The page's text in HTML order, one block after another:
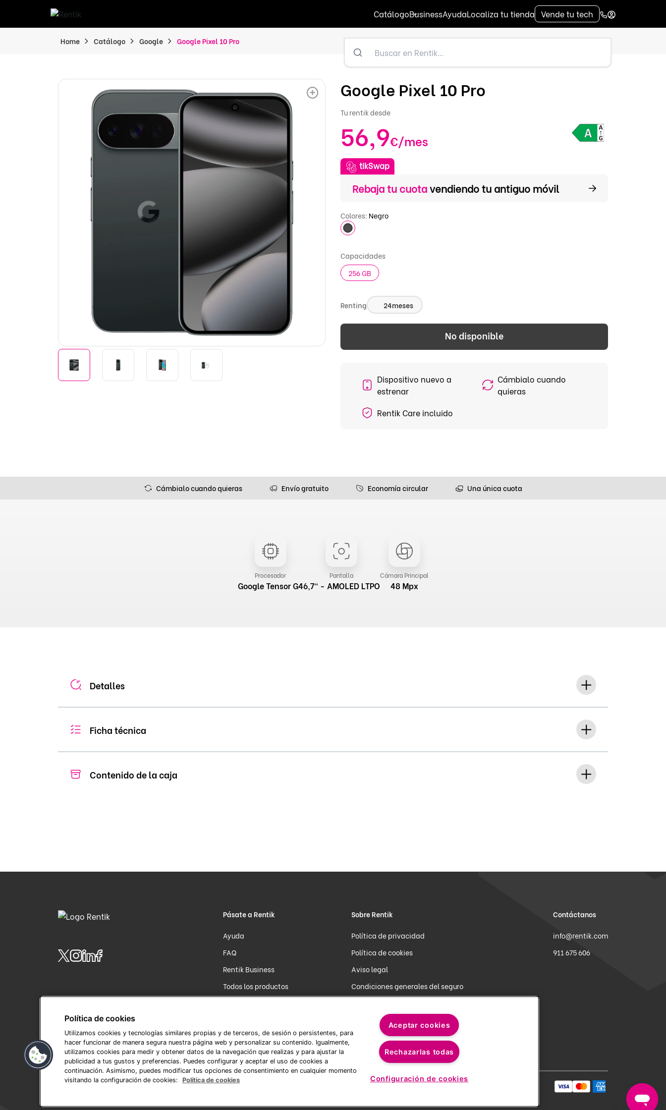
CatálogoBusinessAyudaLocaliza tu tienda Vende tu tech
Home Catálogo Google Google Pixel 10 Pro
Google Pixel 10 Pro
Tu rentik desde
56,9€/mes
tikSwap
Rebaja tu cuotavendiendo tu antiguo móvil
Colores: Negro
Capacidades
256 GB
Renting 24meses
No disponible
Dispositivo nuevo a
estrenar
Cámbialo cuando
quieras
Rentik Care incluido
Cámbialo cuando quieras Envío gratuito Economía circular Una única cuota
Procesador
Google Tensor G4
Pantalla
6,7" - AMOLED LTPO
Cámara Principal
48 Mpx
Detalles
Ficha técnica
Contenido de la caja
Pásate a Rentik
Ayuda
FAQ
Rentik Business
Todos los productos
Sobre Rentik
Política de privacidad
Política de cookies
Aviso legal
Condiciones generales del seguro
Condiciones generales recompra TikSwap
Canal ético
Contáctanos
info@rentik.com
911 675 606
(C) RENTIK 2026
Política de cookies
Utilizamos cookies y tecnologías similares propias y de terceros, de sesión o persistentes, para
hacer funcionar de manera segura nuestra página web y personalizar su contenido. Igualmente,
utilizamos cookies para medir y obtener datos de la navegación que realizas y para ajustar la
publicidad a tus gustos y preferencias. Puedes configurar y aceptar el uso de cookies a
continuación. Asimismo, puedes modificar tus opciones de consentimiento en cualquier momento
visitando la configuración de cookies:
Política de cookies
Aceptar cookies
Rechazarlas todas
Configuración de cookies